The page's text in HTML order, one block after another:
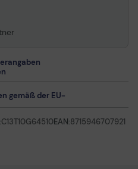
Multifunktions-InkJet
Multifunktions-InkJet
gemäß der EU-
C13T10G64510EAN:8715946707921